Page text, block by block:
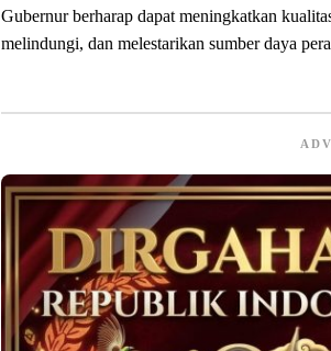
Gubernur berharap dapat meningkatkan
melindungi, dan melestarikan sumber daya